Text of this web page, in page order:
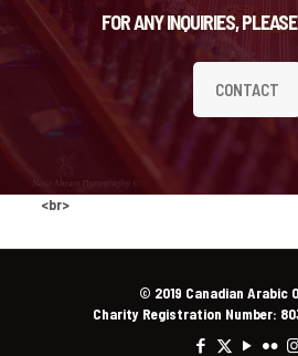
FOR ANY INQUIRIES,
CONTACT
<br>
© 2019 Canadian Arabic
Charity Registration Number: